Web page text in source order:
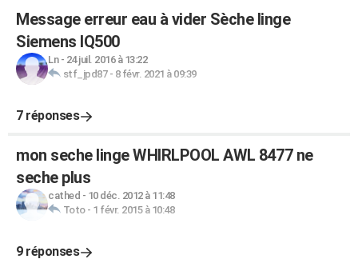
Message erreur eau à vider Sèche linge
Siemens IQ500
Ln- 24 juil. 2016 à 13:22
stf_jpd87- 8 févr. 2021 à 09:39
7 réponses
mon seche linge WHIRLPOOL AWL 8477 ne
seche plus
cathed - 10 déc. 2012 à 11:48
Toto- 1 févr. 2015 à 10:48
9 réponses